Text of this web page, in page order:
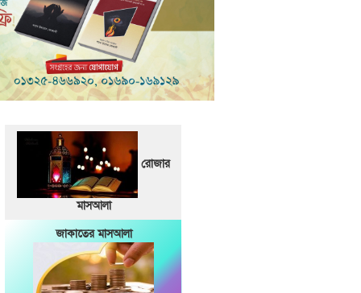
রোজার
মাসআলা
জাকাতের মাসআলা